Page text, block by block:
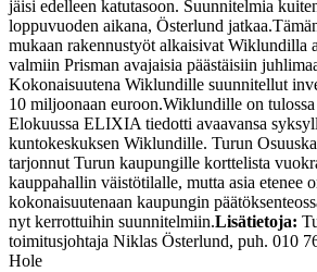
jäisi edelleen katutasoon. Suunnitelmia
loppuvuoden aikana, Österlund jatkaa.
mukaan rakennustyöt alkaisivat Wiklundilla
valmiin Prisman avajaisia päästäisiin
Kokonaisuutena Wiklundille suunnitellut
10 miljoonaan euroon.Wiklundille on
Elokuussa ELIXIA tiedotti avaavansa
kuntokeskuksen Wiklundille. ​Turun
tarjonnut Turun kaupungille korttelista
kauppahallin väistötilalle, mutta asia etenee
kokonaisuutenaan kaupungin
nyt kerrottuihin suunnitelmiin.Lisätietoja:
toimitusjohtaja Niklas Österlund, puh. 010
Hole